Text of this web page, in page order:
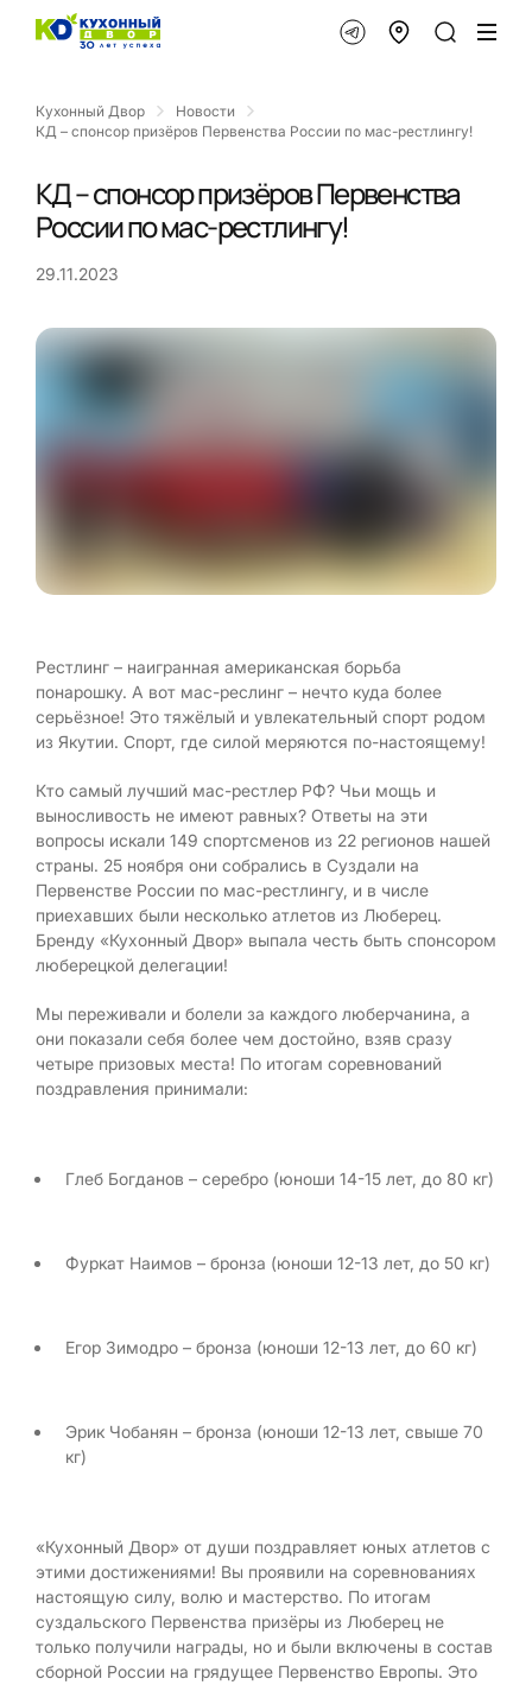
Кухонный Двор
Новости
КД – спонсор призёров Первенства России по мас-рестлингу!
КД – спонсор призёров Первенства
России по мас-рестлингу!
29.11.2023
Рестлинг – наигранная американская борьба
понарошку. А вот мас-реслинг – нечто куда более
серьёзное! Это тяжёлый и увлекательный спорт родом
из Якутии. Спорт, где силой меряются по-настоящему!
Кто самый лучший мас-рестлер РФ? Чьи мощь и
выносливость не имеют равных? Ответы на эти
вопросы искали 149 спортсменов из 22 регионов нашей
страны. 25 ноября они собрались в Суздали на
Первенстве России по мас-рестлингу, и в числе
приехавших были несколько атлетов из Люберец.
Бренду «Кухонный Двор» выпала честь быть спонсором
люберецкой делегации!
Мы переживали и болели за каждого люберчанина, а
они показали себя более чем достойно, взяв сразу
четыре призовых места! По итогам соревнований
поздравления принимали:
Глеб Богданов – серебро (юноши 14-15 лет, до 80 кг)
Фуркат Наимов – бронза (юноши 12-13 лет, до 50 кг)
Егор Зимодро – бронза (юноши 12-13 лет, до 60 кг)
Эрик Чобанян – бронза (юноши 12-13 лет, свыше 70
кг)
«Кухонный Двор» от души поздравляет юных атлетов с
этими достижениями! Вы проявили на соревнованиях
настоящую силу, волю и мастерство. По итогам
суздальского Первенства призёры из Люберец не
только получили награды, но и были включены в состав
сборной России на грядущее Первенство Европы. Это